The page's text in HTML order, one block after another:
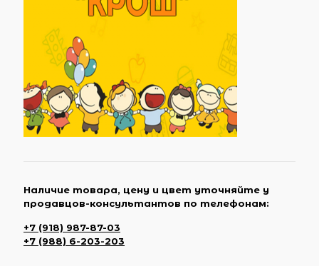
Наличие товара, цену и цвет уточняйте у
продавцов-консультантов по телефонам:
+7 (918) 987-87-03
+7 (988) 6-203-203